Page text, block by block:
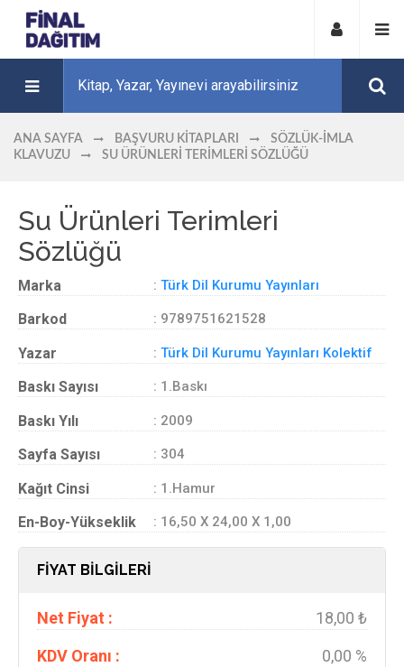
ANA SAYFA BAŞVURU KITAPLARI
SÖZLÜK-İMLA
KLAVUZU
SU ÜRÜNLERI TERIMLERI SÖZLÜĞÜ
Su Ürünleri Terimleri
Sözlüğü
Marka : Türk Dil Kurumu Yayınları
Barkod : 9789751621528
Yazar : Türk Dil Kurumu Yayınları Kolektif
Baskı Sayısı : 1.Baskı
Baskı Yılı : 2009
Sayfa Sayısı : 304
Kağıt Cinsi : 1.Hamur
En-Boy-Yükseklik : 16,50 X 24,00 X 1,00
FİYAT BİLGİLERİ
Net Fiyat :
18,00 ₺
KDV Oranı :
0,00 %